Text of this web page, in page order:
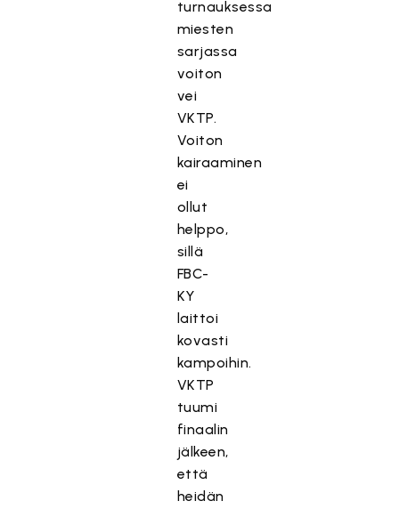
turnauksessa
miesten
sarjassa
voiton
vei
VKTP.
Voiton
kairaaminen
ei
ollut
helppo,
sillä
FBC-
KY
laittoi
kovasti
kampoihin.
VKTP
tuumi
finaalin
jälkeen,
että
heidän